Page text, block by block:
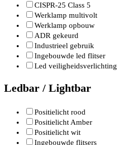
CISPR-25 Class 5
Werklamp multivolt
Werklamp opbouw
ADR gekeurd
Industrieel gebruik
Ingebouwde led flitser
Led veiligheidsverlichting
Ledbar / Lightbar
Positielicht rood
Positielicht Amber
Positielicht wit
Ingebouwde flitsers